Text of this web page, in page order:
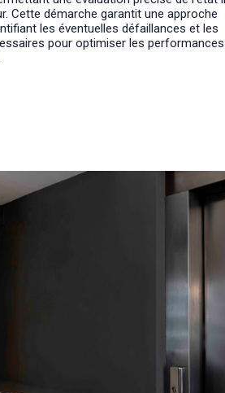
Cette démarche garantit une approche
les éventuelles défaillances et les
pour optimiser les